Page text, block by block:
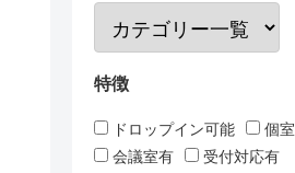
特徴
ドロップイン可能 個室
会議室有
受付対応有